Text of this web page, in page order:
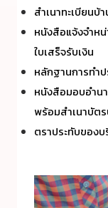
สำเนาทะเบียนบ้
หนังสือแจ้งจำห
ใบเสร็จรับเงิน
หลักฐานการทำ
หนังสือมอบอำน
พร้อมสำเนาบัต
ตราประทับของ